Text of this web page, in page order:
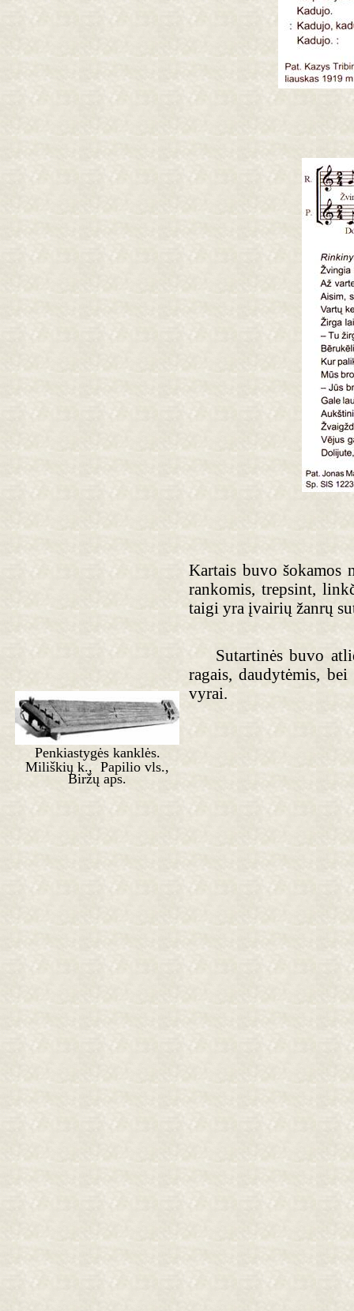
Kartais buvo šokamos
rankomis, trepsint,
taigi yra įvairių žanrų
Penkiastygės kanklės.
Miliškių k., Papilio vls.,
Biržų aps.
Sutartinės buvo
ragais, daudytėmis,
vyrai.